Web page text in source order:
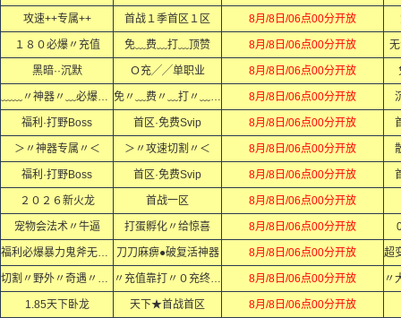
攻速++专属++ 首战１季首区１区 8月/8日/06点00分开放
１８０必爆〃充值 免﹏费﹏打﹏顶赞 8月/8日/06点00分开放
黑暗··沉默 Ｏ充╱╱单职业 8月/8日/06点00分开放
﹏﹏〃神器〃﹏必爆〃充值﹏﹏ 免〃﹏费〃﹏打〃﹏顶〃﹏赞〃 8月/8日/06点00分开放
福利·打野Boss 首区·免费Svip 8月/8日/06点00分开放
＞〃神器专属〃＜ ＞〃攻速切割〃＜ 8月/8日/06点00分开放
福利·打野Boss 首区·免费Svip 8月/8日/06点00分开放
２０２６新火龙 首战一区 8月/8日/06点00分开放
宠物会法术〃牛逼 打蛋孵化〃给惊喜 8月/8日/06点00分开放
福利必爆暴力鬼斧无限刀 刀刀麻痹●破复活神器 8月/8日/06点00分开放
切割〃野外〃奇遇〃秘境 〃充值靠打〃０充终极〃 8月/8日/06点00分开放
1.85天下卧龙 天下★首战首区 8月/8日/06点00分开放